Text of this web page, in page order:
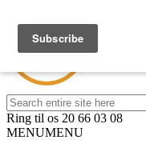
Ring til os 20 66 03 08
MENUMENU